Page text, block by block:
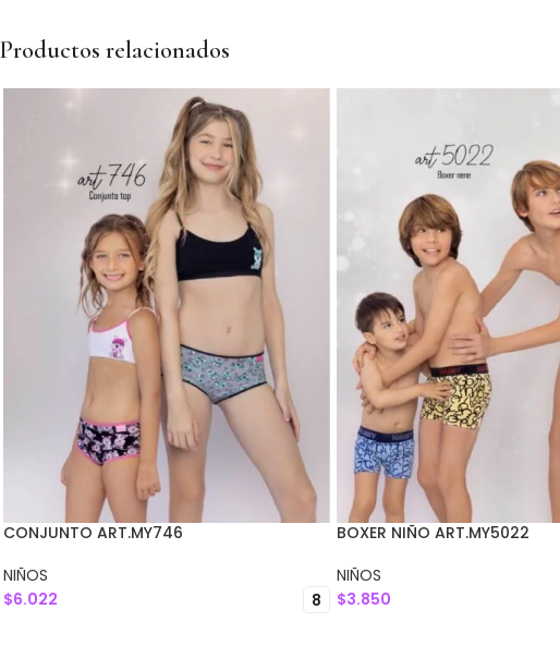
Productos relacionados
CONJUNTO ART.MY746
NIÑOS
$6.022 8
BOXER NIÑO ART.MY5022
NIÑOS
$3.850